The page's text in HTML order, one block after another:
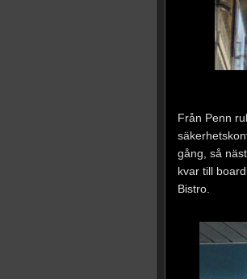
Från Penn
gång, så
kvar till
Bistro.